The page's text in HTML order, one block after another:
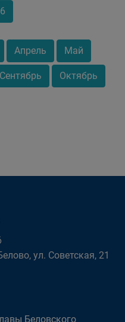
Апрель Май
Сентябрь Октябрь
ул. Советская, 21
Беловского